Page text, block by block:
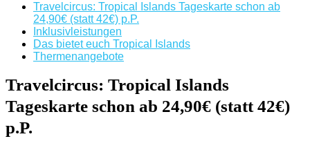
Travelcircus: Tropical Islands Tageskarte schon ab
24,90€ (statt 42€) p.P.
Inklusivleistungen
Das bietet euch Tropical Islands
Thermenangebote
Travelcircus: Tropical Islands
Tageskarte schon ab 24,90€ (statt 42€)
p.P.